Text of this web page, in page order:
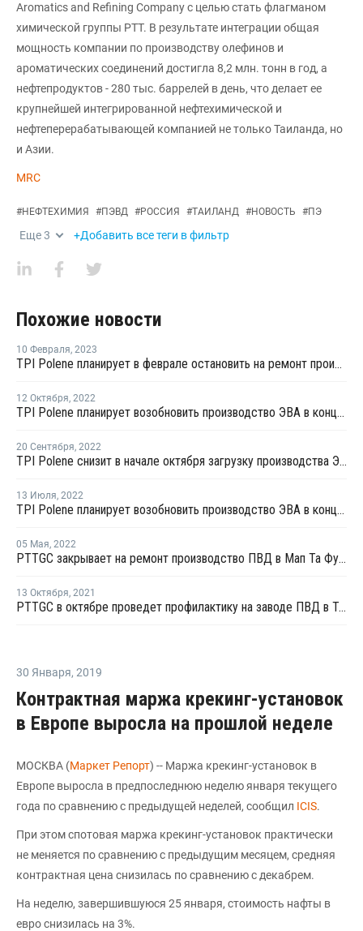
Aromatics and Refining Company с целью стать флагманом
химической группы PTT. В результате интеграции общая
мощность компании по производству олефинов и
ароматических соединений достигла 8,2 млн. тонн в год, а
нефтепродуктов - 280 тыс. баррелей в день, что делает ее
крупнейшей интегрированной нефтехимической и
нефтеперерабатывающей компанией не только Таиланда, но
и Азии.
MRC
#НЕФТЕХИМИЯ #ПЭВД #РОССИЯ #ТАИЛАНД #НОВОСТЬ #ПЭ
Еще3 +Добавить все теги в фильтр
Похожие новости
10 Февраля, 2023
TPI Polene планирует в феврале остановить на ремонт производство ЭВА в Таиланде
12 Октября, 2022
TPI Polene планирует возобновить производство ЭВА в конце октября
20 Сентября, 2022
TPI Polene снизит в начале октября загрузку производства ЭВА в Таиланде
13 Июля, 2022
TPI Polene планирует возобновить производство ЭВА в конце июля
05 Мая, 2022
PTTGC закрывает на ремонт производство ПВД в Мап Та Футе
13 Октября, 2021
PTTGC в октябре проведет профилактику на заводе ПВД в Таиланде
30 Января, 2019
Контрактная маржа крекинг-установок
в Европе выросла на прошлой неделе
МОСКВА (Маркет Репорт) -- Маржа крекинг-установок в
Европе выросла в предпоследнюю неделю января текущего
года по сравнению с предыдущей неделей, сообщил ICIS.
При этом спотовая маржа крекинг-установок практически
не меняется по сравнению с предыдущим месяцем, средняя
контрактная цена снизилась по сравнению с декабрем.
На неделю, завершившуюся 25 января, стоимость нафты в
евро снизилась на 3%.